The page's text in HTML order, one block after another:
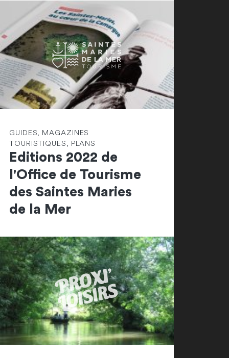
GUIDES, MAGAZINES
TOURISTIQUES, PLANS
Editions 2022 de
l'Office de Tourisme
des Saintes Maries
de la Mer